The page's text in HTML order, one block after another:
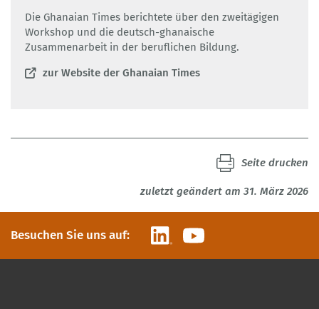
Die Ghanaian Times berichtete über den zweitägigen
Workshop und die deutsch-ghanaische
Zusammenarbeit in der beruflichen Bildung.
zur Website der Ghanaian Times
zuletzt geändert am 31. März 2026
Seite drucken
Besuchen Sie uns auf: LinkedInYouTube